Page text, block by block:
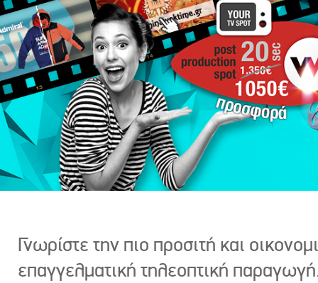
Γνωρίστε την πιο προσιτή και
επαγγελματική τηλεοπτική